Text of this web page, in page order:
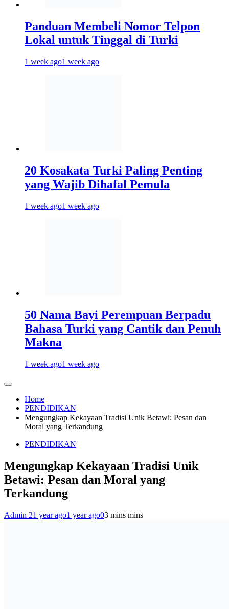
Panduan Membeli Nomor Telpon
Lokal untuk Tinggal di Turki
1 week ago1 week ago
20 Kosakata Turki Paling Penting
yang Wajib Dihafal Pemula
1 week ago1 week ago
50 Nama Bayi Perempuan Berpadu
Bahasa Turki yang Cantik dan Penuh
Makna
1 week ago1 week ago
Home
PENDIDIKAN
Mengungkap Kekayaan Tradisi Unik Betawi: Pesan dan
Moral yang Terkandung
PENDIDIKAN
Mengungkap Kekayaan Tradisi Unik
Betawi: Pesan dan Moral yang
Terkandung
Admin 21 year ago1 year ago03 mins mins